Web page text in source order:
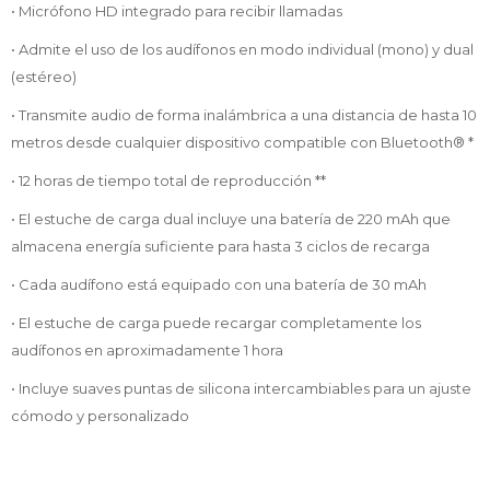
• Micrófono HD integrado para recibir llamadas
• Admite el uso de los audífonos en modo individual (mono) y dual
(estéreo)
• Transmite audio de forma inalámbrica a una distancia de hasta 10
metros desde cualquier dispositivo compatible con Bluetooth® *
• 12 horas de tiempo total de reproducción **
• El estuche de carga dual incluye una batería de 220 mAh que
almacena energía suficiente para hasta 3 ciclos de recarga
• Cada audífono está equipado con una batería de 30 mAh
• El estuche de carga puede recargar completamente los
audífonos en aproximadamente 1 hora
• Incluye suaves puntas de silicona intercambiables para un ajuste
cómodo y personalizado